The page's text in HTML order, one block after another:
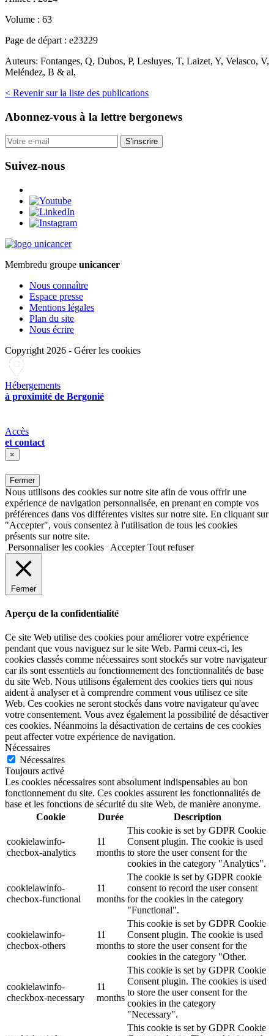
Volume : 63
Page de départ : e23229
Auteurs: Fontanges, Q, Dubos, P, Lesluyes, T, Laizet, Y, Velasco, V,
Meléndez, B & al,
< Revenir sur la liste des publications
Abonnez-vous à la lettre bergonews
S'inscrire
Suivez-nous
Membredu groupe unicancer
Nous connaître
Espace presse
Mentions légales
Plan du site
Nous écrire
Copyright 2026 - Gérer les cookies
Hébergements
à proximité de Bergonié
Accès
et contact
×
Fermer
Nous utilisons des cookies sur notre site afin de vous offrir une
expérience de navigation personnalisée, en prenant en compte vos
préférences dans vos différentes visites sur notre site. En cliquant sur
"Accepter", vous consentez à l'utilisation de tous les cookies
présents sur notre site.
Personnaliser les cookies
Accepter Tout refuser
Fermer
Aperçu de la confidentialité
Ce site Web utilise des cookies pour améliorer votre expérience
pendant que vous naviguez sur le site Web. Parmi ceux-ci, les
cookies classés comme nécessaires sont stockés sur votre navigateur
car ils sont essentiels au fonctionnement des fonctionnalités de base
du site Web. Nous utilisons également des cookies tiers qui nous
aident à analyser et à comprendre comment vous utilisez ce site
Web. Ces cookies ne seront stockés dans votre navigateur qu'avec
votre consentement. Vous avez également la possibilité de désactiver
ces cookies. Néanmoins la désactivation de certains de ces cookies
peut affecter votre expérience de navigation.
Nécessaires
Nécessaires
Toujours activé
Les cookies nécessaires sont absolument indispensables au bon
fonctionnement du site. Ces cookies assurent les fonctionnalités de
base et les fonctions de sécurité du site Web, de manière anonyme.
Cookie
Durée Description
cookielawinfo-
checbox-analytics
11
months
This cookie is set by GDPR Cookie
Consent plugin. The cookie is used
to store the user consent for the
cookies in the category "Analytics".
cookielawinfo-
checbox-functional
11
months
The cookie is set by GDPR cookie
consent to record the user consent
for the cookies in the category
"Functional".
cookielawinfo-
checbox-others
11
months
This cookie is set by GDPR Cookie
Consent plugin. The cookie is used
to store the user consent for the
cookies in the category "Other.
cookielawinfo-
checkbox-necessary
11
months
This cookie is set by GDPR Cookie
Consent plugin. The cookies is used
to store the user consent for the
cookies in the category
"Necessary".
This cookie is set by GDPR Cookie